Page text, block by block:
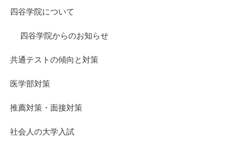
四谷学院について
四谷学院からのお知らせ
共通テストの傾向と対策
医学部対策
推薦対策・面接対策
社会人の大学入試